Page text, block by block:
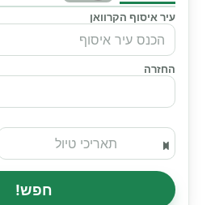
עיר איסוף הקרוואן
החזרה
חפש!